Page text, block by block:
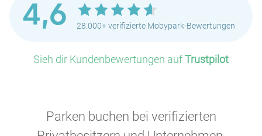
4,6 28.000+ verifizierte Mobypark-Bewertungen
Sieh dir Kundenbewertungen aufTrustpilot
Parken buchen bei verifizierten